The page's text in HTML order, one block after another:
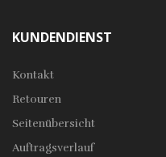
KUNDENDIENST
Kontakt
Retouren
Seitenübersicht
Auftragsverlauf